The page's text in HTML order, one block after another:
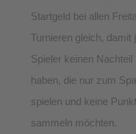
Startgeld bei allen
Turnieren gleich, damit
Spieler keinen Nachteil
haben, die nur zum
spielen und keine
sammeln möchten.